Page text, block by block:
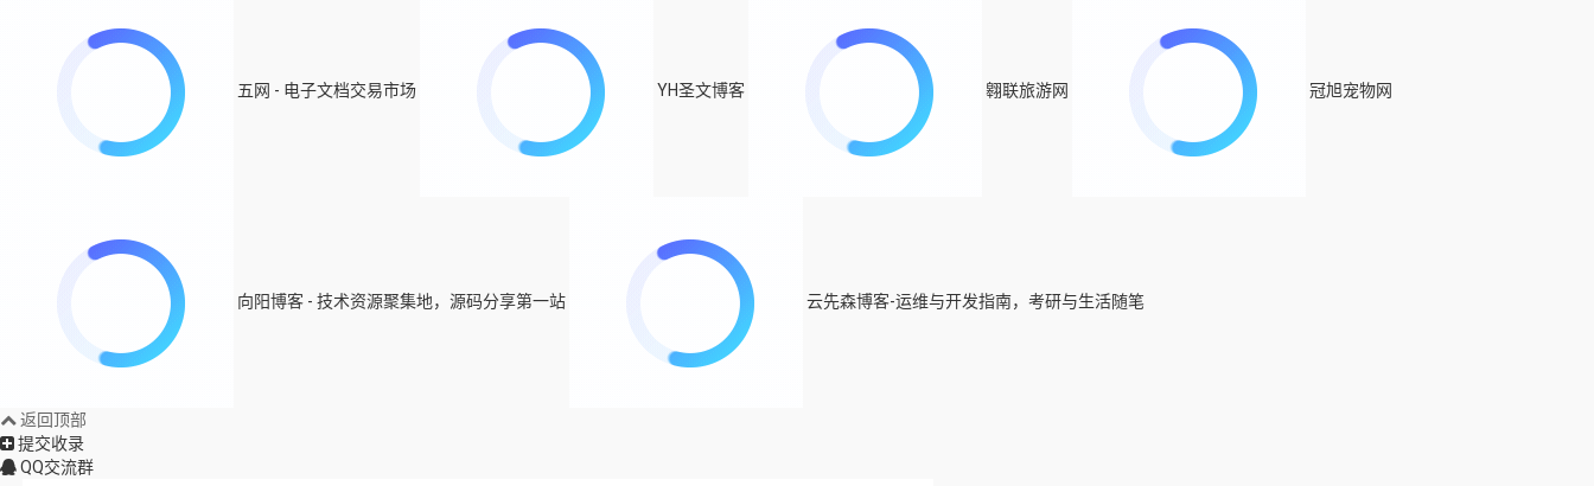
五网 - 电子文档交易市场 YH圣文博客 翱联旅游网 冠旭宠物网
向阳博客 - 技术资源聚集地，源码分享第一站 云先森博客-运维与开发指南，考研与生活随笔
返回顶部
提交收录
QQ交流群